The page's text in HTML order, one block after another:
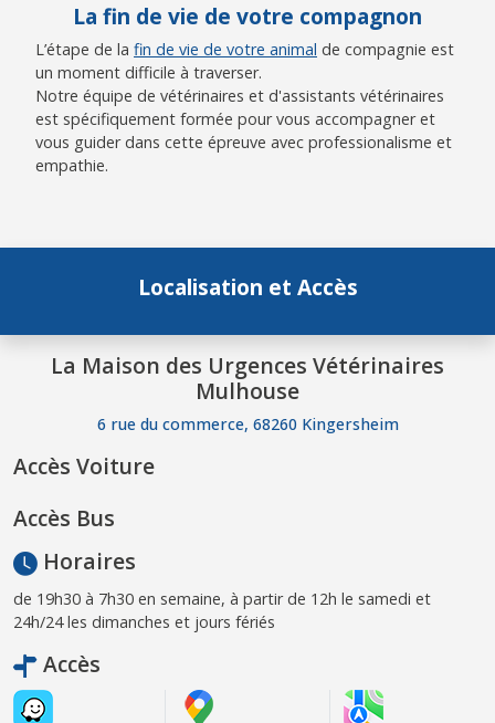
La fin de vie de votre compagnon
L’étape de la fin de vie de votre animal de compagnie est
un moment difficile à traverser.
Notre équipe de vétérinaires et d'assistants vétérinaires
est spécifiquement formée pour vous accompagner et
vous guider dans cette épreuve avec professionalisme et
empathie.
Localisation et Accès
La Maison des Urgences Vétérinaires
Mulhouse
6 rue du commerce, 68260 Kingersheim
Accès Voiture
Accès Bus
Horaires
de 19h30 à 7h30 en semaine, à partir de 12h le samedi et
24h/24 les dimanches et jours fériés
Accès